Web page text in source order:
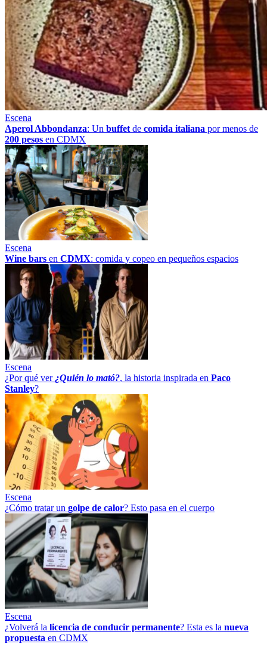
Escena
Aperol Abbondanza: Un buffet de comida italiana por menos de
200 pesos en CDMX
Escena
Wine bars en CDMX: comida y copeo en pequeños espacios
Escena
¿Por qué ver ¿Quién lo mató?, la historia inspirada en Paco
Stanley?
Escena
¿Cómo tratar un golpe de calor? Esto pasa en el cuerpo
Escena
¿Volverá la licencia de conducir permanente? Esta es la nueva
propuesta en CDMX